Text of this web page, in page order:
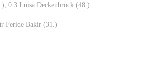
0:3 Luisa Deckenbrock (48.)
Feride Bakir (31.)